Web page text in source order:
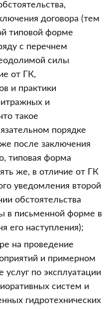
договора (тем
типовой форме
с перечнем
силы
от ГК,
и практики
и
такое
порядке
после заключения
типовая форма
же, в отличие от ГК
уведомления второй
обстоятельства
в письменной форме в
его наступления);
на проведение
и примерном
услуг по эксплуатации
систем и
гидротехнических